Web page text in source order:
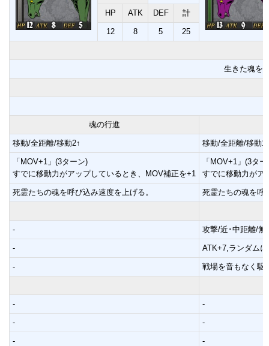
HP ATK DEF 計
12 8 5 25
生きた魂を
魂の行進
移動/全距離/移動2↑ 移動/全距離/移動
「MOV+1」(3ターン)
すでに移動力がアップしているとき、MOV補正を+1
「MOV+1」(3タ
すでに移動力がア
死霊たちの魂を呼び込み速度を上げる。 死霊たちの魂を呼
- 攻撃/近･中距離/無
- ATK+7,ランダム
- 戦場を音もなく駆
- -
- -
- -